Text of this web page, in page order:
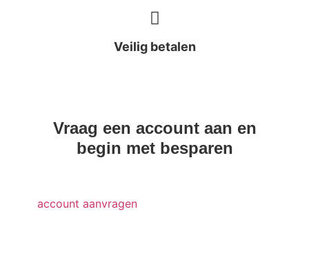
Veilig betalen
Vraag een account aan en
begin met besparen
account aanvragen